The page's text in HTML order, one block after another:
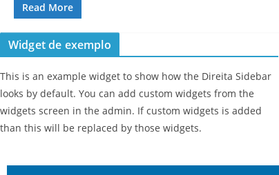
Read More
Widget de exemplo
This is an example widget to show how the Direita Sidebar
looks by default. You can add custom widgets from the
widgets screen in the admin. If custom widgets is added
than this will be replaced by those widgets.